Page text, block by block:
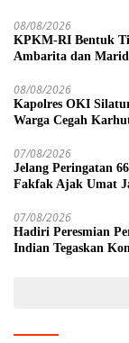
08/08/2026
KPKM-RI Bentuk
Ambarita dan
08/08/2026
Kapolres OKI
Warga Cegah
07/08/2026
Jelang Peringatan
Fakfak Ajak Umat
07/08/2026
Hadiri Peresmian
Indian Tegaskan